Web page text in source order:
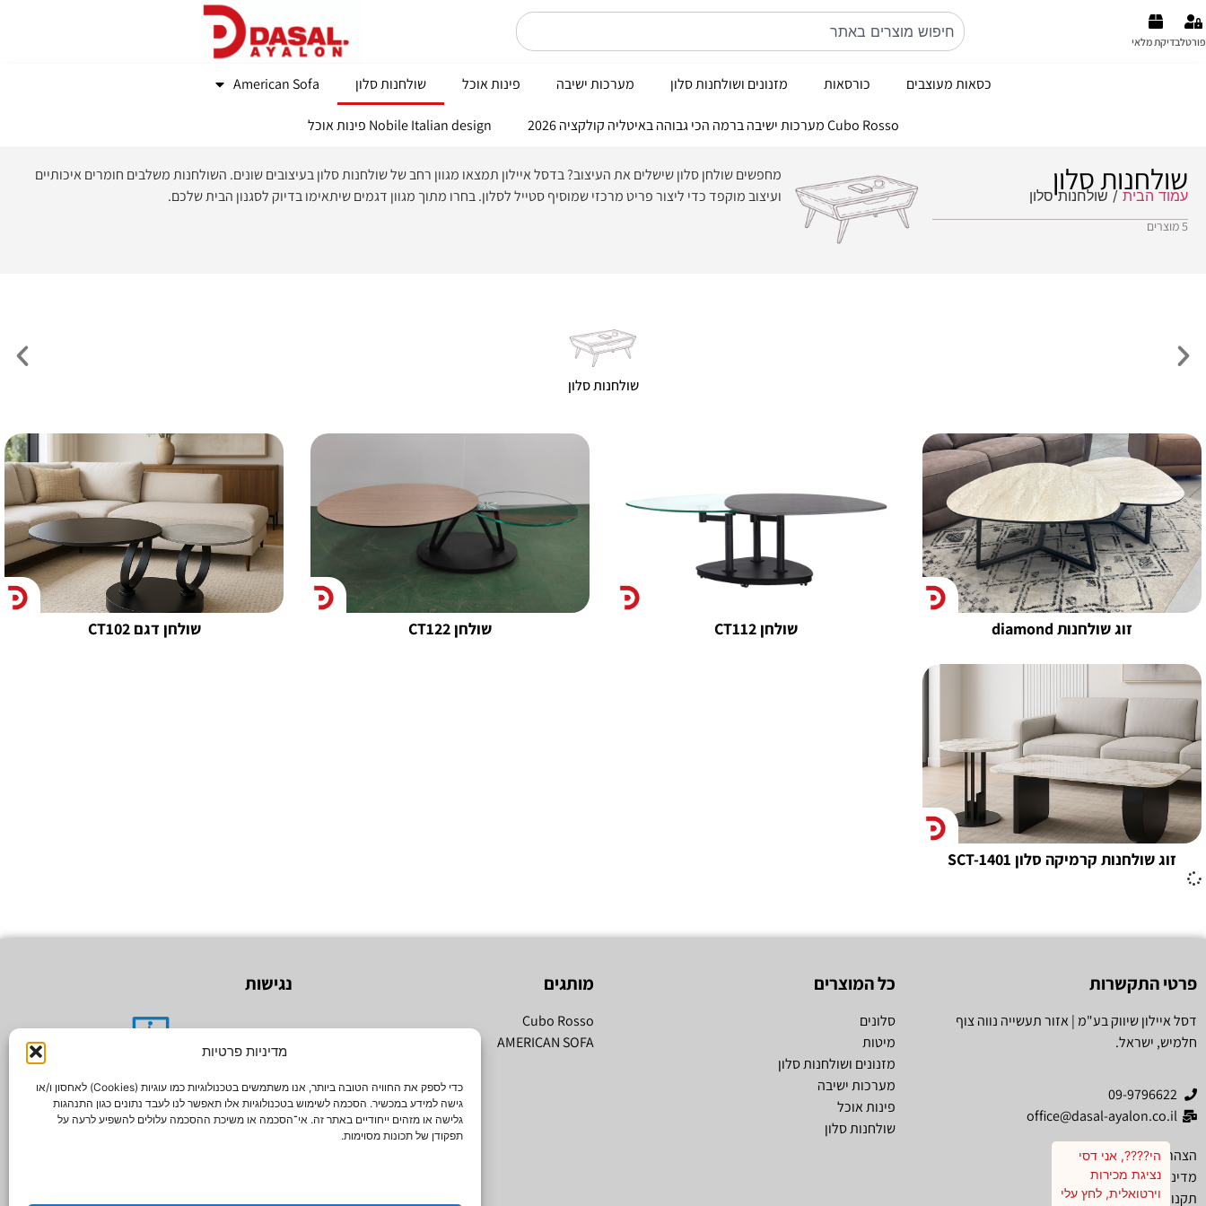
מדיניות פרטיות
כדי לספק את החוויה הטובה ביותר, אנו משתמשים בטכנולוגיות כמו עוגיות (Cookies) לאחסון ו/או
גישה למידע במכשיר. הסכמה לשימוש בטכנולוגיות אלו תאפשר לנו לעבד נתונים כגון התנהגות
גלישה או מזהים ייחודיים באתר זה. אי־הסכמה או משיכת ההסכמה עלולים להשפיע לרעה על
תפקודן של תכונות מסוימות.
פורטלבדיקת מלאי
כסאות מעוצבים כורסאות מזנונים ושולחנות סלון מערכות ישיבה פינות אוכל שולחנות סלון American Sofa
Cubo Rosso מערכות ישיבה ברמה הכי גבוהה באיטליה קולקציה 2026 Nobile Italian design פינות אוכל
שולחנות סלון
עמוד הבית/ שולחנות סלון
5 מוצרים
מחפשים שולחן סלון שישלים את העיצוב? בדסל איילון תמצאו מגוון רחב של שולחנות סלון בעיצובים שונים. השולחנות משלבים חומרים איכותיים
ועיצוב מוקפד כדי ליצור פריט מרכזי שמוסיף סטייל לסלון. בחרו מתוך מגוון דגמים שיתאימו בדיוק לסגנון הבית שלכם.
שולחנות סלון
זוג שולחנות diamond שולחן CT112 שולחן CT122 שולחן דגם CT102
זוג שולחנות קרמיקה סלון SCT-1401
פרטי התקשרות
דסל איילון שיווק בע"מ | אזור תעשייה נווה צוף
חלמיש, ישראל.
09-9796622
office@dasal-ayalon.co.il
הצהרת נגישות
מדיניות פרטיות
תקנון אתר
כל המוצרים
סלונים
מיטות
מזנונים ושולחנות סלון
מערכות ישיבה
פינות אוכל
שולחנות סלון
מותגים
Cubo Rosso
AMERICAN SOFA
נגישות
האתר עבר תהליך הנגשה לבעלי מוגבליות
אתר זה מונגש לבעלי מוגבלויות